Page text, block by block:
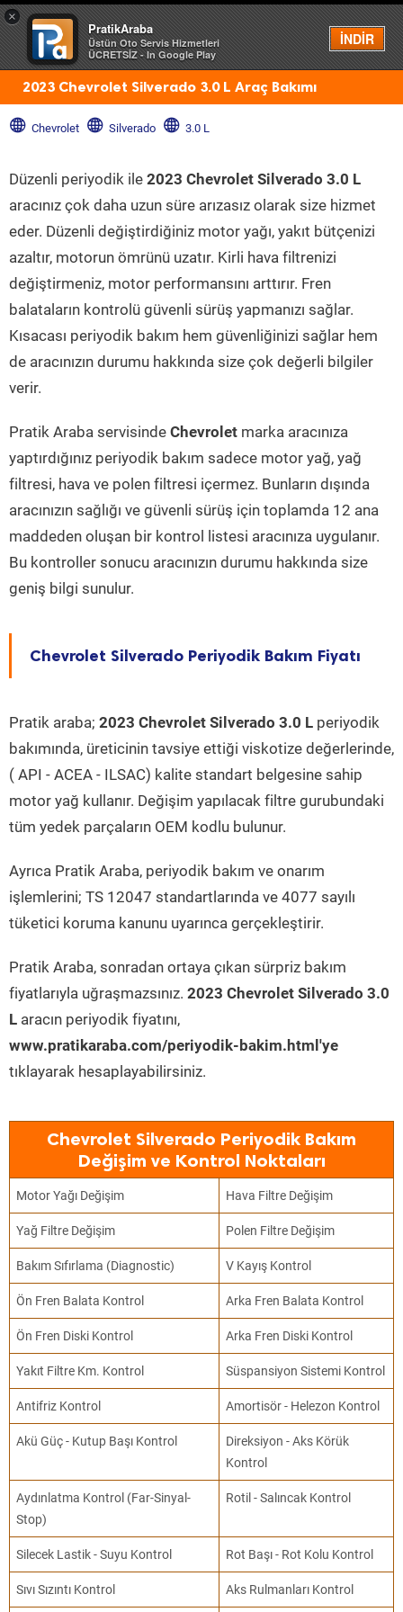
×
PratikAraba
Üstün Oto Servis Hizmetleri
ÜCRETSİZ - In Google Play
İNDİR
Menü
2023 Chevrolet Silverado 3.0 L Araç Bakımı
Chevrolet Silverado 3.0 L
Düzenli periyodik ile 2023 Chevrolet Silverado 3.0 L
aracınız çok daha uzun süre arızasız olarak size hizmet
eder. Düzenli değiştirdiğiniz motor yağı, yakıt bütçenizi
azaltır, motorun ömrünü uzatır. Kirli hava filtrenizi
değiştirmeniz, motor performansını arttırır. Fren
balataların kontrolü güvenli sürüş yapmanızı sağlar.
Kısacası periyodik bakım hem güvenliğinizi sağlar hem
de aracınızın durumu hakkında size çok değerli bilgiler
verir.
Pratik Araba servisinde Chevrolet marka aracınıza
yaptırdığınız periyodik bakım sadece motor yağ, yağ
filtresi, hava ve polen filtresi içermez. Bunların dışında
aracınızın sağlığı ve güvenli sürüş için toplamda 12 ana
maddeden oluşan bir kontrol listesi aracınıza uygulanır.
Bu kontroller sonucu aracınızın durumu hakkında size
geniş bilgi sunulur.
Chevrolet Silverado Periyodik Bakım Fiyatı
Pratik araba; 2023 Chevrolet Silverado 3.0 L periyodik
bakımında, üreticinin tavsiye ettiği viskotize değerlerinde,
( API - ACEA - ILSAC) kalite standart belgesine sahip
motor yağ kullanır. Değişim yapılacak filtre gurubundaki
tüm yedek parçaların OEM kodlu bulunur.
Ayrıca Pratik Araba, periyodik bakım ve onarım
işlemlerini; TS 12047 standartlarında ve 4077 sayılı
tüketici koruma kanunu uyarınca gerçekleştirir.
Pratik Araba, sonradan ortaya çıkan sürpriz bakım
fiyatlarıyla uğraşmazsınız. 2023 Chevrolet Silverado 3.0
L aracın periyodik fiyatını,
www.pratikaraba.com/periyodik-bakim.html'ye
tıklayarak hesaplayabilirsiniz.
Chevrolet Silverado Periyodik Bakım
Değişim ve Kontrol Noktaları
Motor Yağı Değişim Hava Filtre Değişim
Yağ Filtre Değişim Polen Filtre Değişim
Bakım Sıfırlama (Diagnostic) V Kayış Kontrol
Ön Fren Balata Kontrol Arka Fren Balata Kontrol
Ön Fren Diski Kontrol Arka Fren Diski Kontrol
Yakıt Filtre Km. Kontrol Süspansiyon Sistemi Kontrol
Antifriz Kontrol Amortisör - Helezon Kontrol
Akü Güç - Kutup Başı Kontrol
Direksiyon - Aks Körük
Kontrol
Aydınlatma Kontrol (Far-Sinyal-
Stop)
Rotil - Salıncak Kontrol
Silecek Lastik - Suyu Kontrol Rot Başı - Rot Kolu Kontrol
Sıvı Sızıntı Kontrol Aks Rulmanları Kontrol